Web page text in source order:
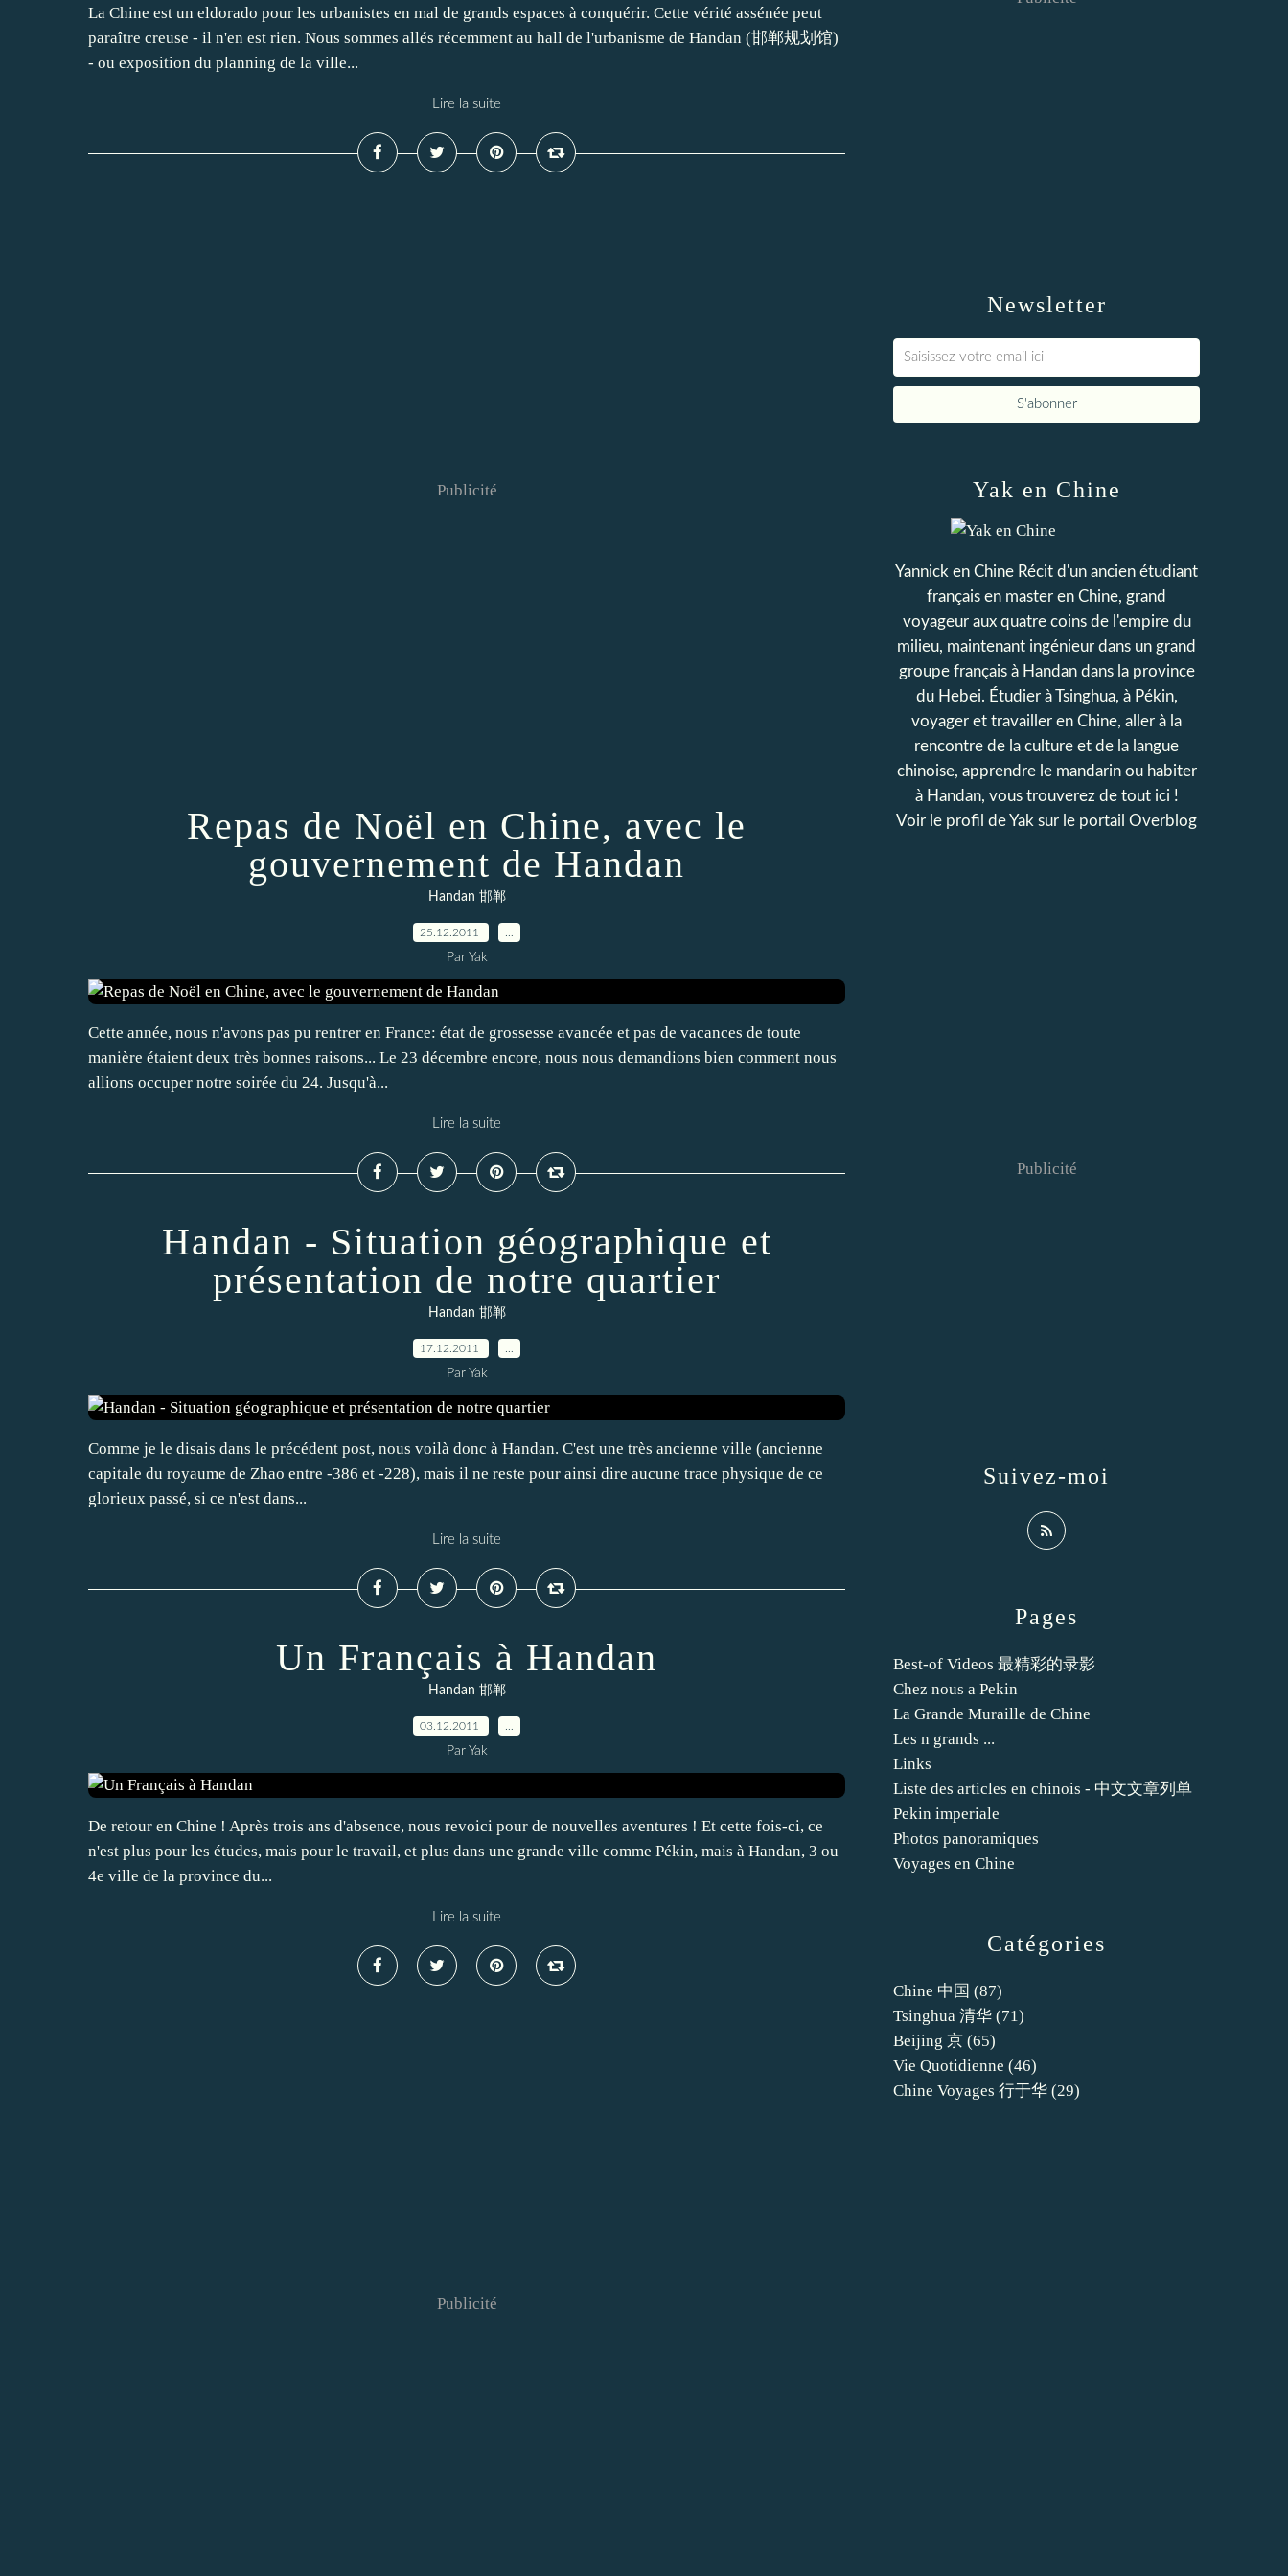
La Chine est un eldorado pour les urbanistes en mal de grands espaces à conquérir. Cette vérité assénée peut
paraître creuse - il n'en est rien. Nous sommes allés récemment au hall de l'urbanisme de Handan (邯郸规划馆)
- ou exposition du planning de la ville...
Lire la suite
Publicité
Repas de Noël en Chine, avec le
gouvernement de Handan
Handan 邯郸
25.12.2011
Par Yak
Cette année, nous n'avons pas pu rentrer en France: état de grossesse avancée et pas de vacances de toute
manière étaient deux très bonnes raisons... Le 23 décembre encore, nous nous demandions bien comment nous
allions occuper notre soirée du 24. Jusqu'à...
Lire la suite
Handan - Situation géographique et
présentation de notre quartier
Handan 邯郸
17.12.2011
Par Yak
Comme je le disais dans le précédent post, nous voilà donc à Handan. C'est une très ancienne ville (ancienne
capitale du royaume de Zhao entre -386 et -228), mais il ne reste pour ainsi dire aucune trace physique de ce
glorieux passé, si ce n'est dans...
Lire la suite
Un Français à Handan
Handan 邯郸
03.12.2011
Par Yak
De retour en Chine ! Après trois ans d'absence, nous revoici pour de nouvelles aventures ! Et cette fois-ci, ce
n'est plus pour les études, mais pour le travail, et plus dans une grande ville comme Pékin, mais à Handan, 3 ou
4e ville de la province du...
Lire la suite
Publicité
Newsletter
Catégories
Chine 中国 (87)
Tsinghua 清华 (71)
Beijing 京 (65)
Vie Quotidienne (46)
Chine Voyages 行于华 (29)
Pages
Best-of Videos 最精彩的录影
Chez nous a Pekin
La Grande Muraille de Chine
Les n grands ...
Links
Liste des articles en chinois - 中文文章列单
Pekin imperiale
Photos panoramiques
Voyages en Chine
Yak en Chine
Yannick en Chine Récit d'un ancien étudiant
français en master en Chine, grand
voyageur aux quatre coins de l'empire du
milieu, maintenant ingénieur dans un grand
groupe français à Handan dans la province
du Hebei. Étudier à Tsinghua, à Pékin,
voyager et travailler en Chine, aller à la
rencontre de la culture et de la langue
chinoise, apprendre le mandarin ou habiter
à Handan, vous trouverez de tout ici !
Voir le profil deYak sur le portail Overblog
Suivez-moi
Publicité